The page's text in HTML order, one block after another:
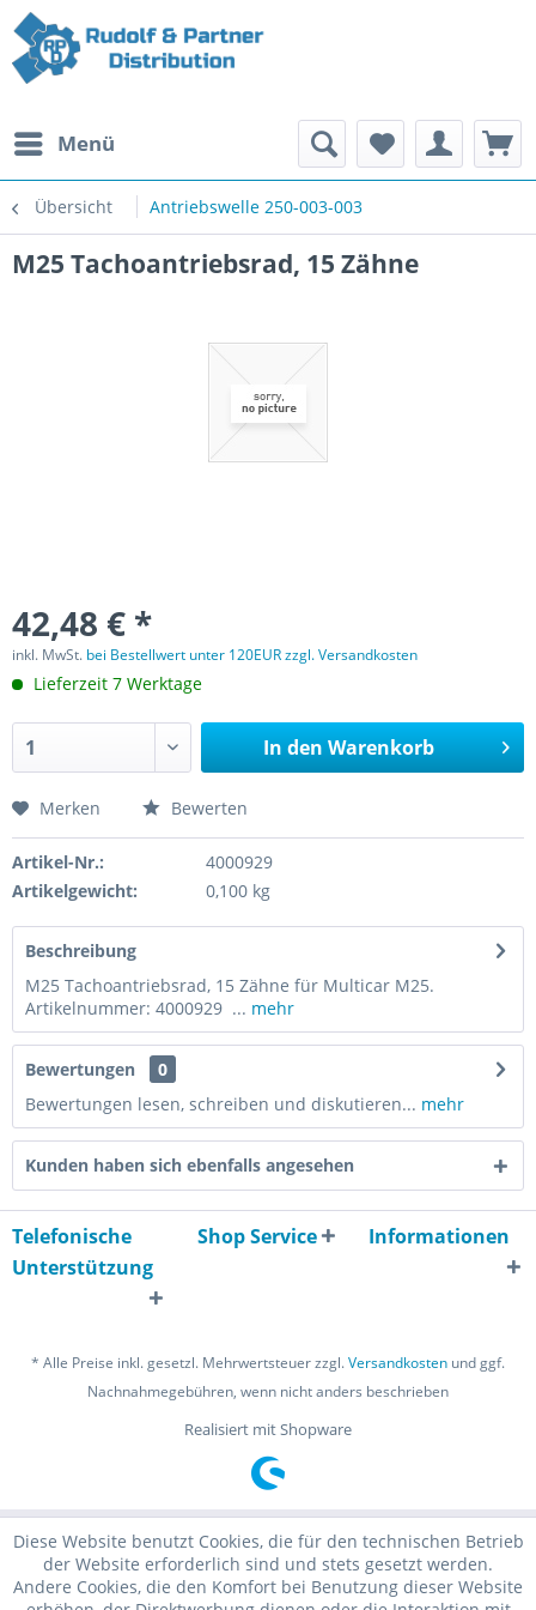
Menü
Übersicht Antriebswelle 250-003-003
M25 Tachoantriebsrad, 15 Zähne
42,48 € *
inkl. MwSt. bei Bestellwert unter 120EUR zzgl. Versandkosten
Lieferzeit 7 Werktage
In den Warenkorb
Merken Bewerten
Artikel-Nr.:
4000929
Artikelgewicht:
0,100 kg
Beschreibung
M25 Tachoantriebsrad, 15 Zähne für Multicar M25.
Artikelnummer: 4000929 ... mehr
Bewertungen
0
Bewertungen lesen, schreiben und diskutieren... mehr
Kunden haben sich ebenfalls angesehen
Telefonische
Unterstützung
Shop Service Informationen
* Alle Preise inkl. gesetzl. Mehrwertsteuer zzgl.Versandkosten und ggf.
Nachnahmegebühren, wenn nicht anders beschrieben
Realisiert mit Shopware
Diese Website benutzt Cookies, die für den technischen Betrieb
der Website erforderlich sind und stets gesetzt werden.
Andere Cookies, die den Komfort bei Benutzung dieser Website